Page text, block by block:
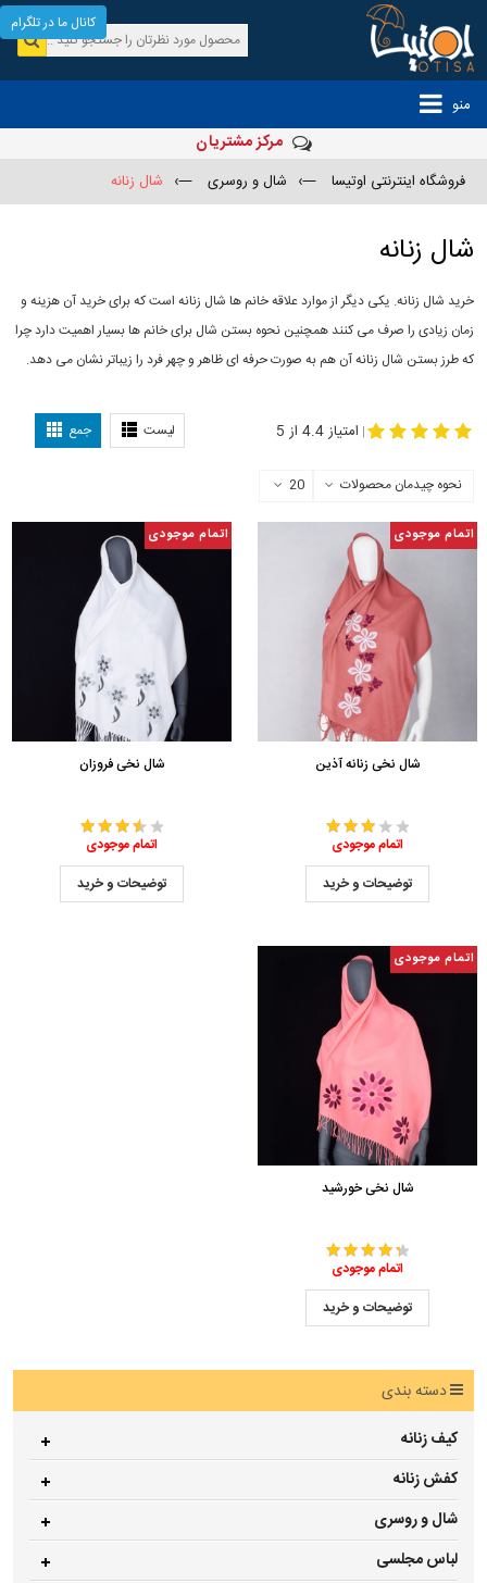
منو
مرکز مشتریان
فروشگاه اینترنتی اوتیسا —› شال و روسری —› شال زنانه
شال زنانه
خرید شال زنانه. یکی دیگر از موارد علاقه خانم ها شال زنانه است که برای خرید آن هزینه و
زمان زیادی را صرف می کنند همچنین نحوه بستن شال برای خانم ها بسیار اهمیت دارد چرا
که طرز بستن شال زنانه آن هم به صورت حرفه ای ظاهر و چهر فرد را زیباتر نشان می دهد.
لیست جمع | امتیاز 4.4 از 5
نحوه چیدمان محصولات 20
اتمام موجودی
شال نخی زنانه آذین
اتمام موجودی
توضیحات و خرید
اتمام موجودی
شال نخی فروزان
اتمام موجودی
توضیحات و خرید
اتمام موجودی
شال نخی خورشید
اتمام موجودی
توضیحات و خرید
دسته بندی
کیف زنانه
کفش زنانه
شال و روسری
لباس مجلسی
کانال ما در تلگرام